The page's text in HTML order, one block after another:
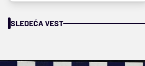
SLEDEĆA VEST